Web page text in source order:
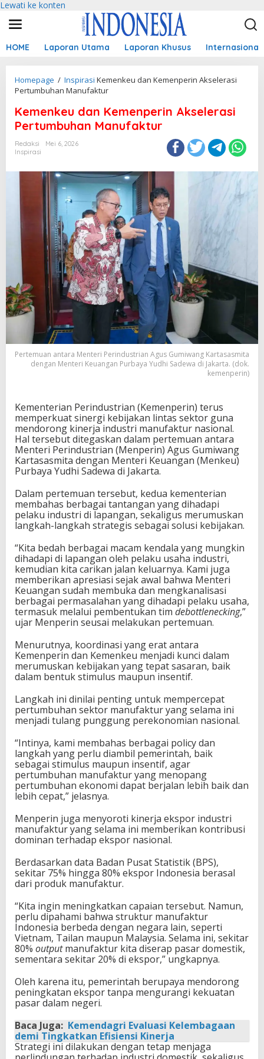
Lewati ke konten
HOME Laporan Utama Laporan Khusus Internasional
Homepage / Inspirasi Kemenkeu dan Kemenperin Akselerasi
Pertumbuhan Manufaktur
Kemenkeu dan Kemenperin Akselerasi
Pertumbuhan Manufaktur
Redaksi
Mei 6, 2026
Inspirasi
Pertemuan antara Menteri Perindustrian Agus Gumiwang Kartasasmita
dengan Menteri Keuangan Purbaya Yudhi Sadewa di Jakarta. (dok.
kemenperin)
Kementerian Perindustrian (Kemenperin) terus
memperkuat sinergi kebijakan lintas sektor guna
mendorong kinerja industri manufaktur nasional.
Hal tersebut ditegaskan dalam pertemuan antara
Menteri Perindustrian (Menperin) Agus Gumiwang
Kartasasmita dengan Menteri Keuangan (Menkeu)
Purbaya Yudhi Sadewa di Jakarta.
Dalam pertemuan tersebut, kedua kementerian
membahas berbagai tantangan yang dihadapi
pelaku industri di lapangan, sekaligus merumuskan
langkah-langkah strategis sebagai solusi kebijakan.
“Kita bedah berbagai macam kendala yang mungkin
dihadapi di lapangan oleh pelaku usaha industri,
kemudian kita carikan jalan keluarnya. Kami juga
memberikan apresiasi sejak awal bahwa Menteri
Keuangan sudah membuka dan mengkanalisasi
berbagai permasalahan yang dihadapi pelaku usaha,
termasuk melalui pembentukan tim debottlenecking,”
ujar Menperin seusai melakukan pertemuan.
Menurutnya, koordinasi yang erat antara
Kemenperin dan Kemenkeu menjadi kunci dalam
merumuskan kebijakan yang tepat sasaran, baik
dalam bentuk stimulus maupun insentif.
Langkah ini dinilai penting untuk mempercepat
pertumbuhan sektor manufaktur yang selama ini
menjadi tulang punggung perekonomian nasional.
“Intinya, kami membahas berbagai policy dan
langkah yang perlu diambil pemerintah, baik
sebagai stimulus maupun insentif, agar
pertumbuhan manufaktur yang menopang
pertumbuhan ekonomi dapat berjalan lebih baik dan
lebih cepat,” jelasnya.
Menperin juga menyoroti kinerja ekspor industri
manufaktur yang selama ini memberikan kontribusi
dominan terhadap ekspor nasional.
Berdasarkan data Badan Pusat Statistik (BPS),
sekitar 75% hingga 80% ekspor Indonesia berasal
dari produk manufaktur.
“Kita ingin meningkatkan capaian tersebut. Namun,
perlu dipahami bahwa struktur manufaktur
Indonesia berbeda dengan negara lain, seperti
Vietnam, Tailan maupun Malaysia. Selama ini, sekitar
80% outputmanufaktur kita diserap pasar domestik,
sementara sekitar 20% di ekspor,” ungkapnya.
Oleh karena itu, pemerintah berupaya mendorong
peningkatan ekspor tanpa mengurangi kekuatan
pasar dalam negeri.
Baca Juga: Kemendagri Evaluasi Kelembagaan
demi Tingkatkan Efisiensi Kinerja
Strategi ini dilakukan dengan tetap menjaga